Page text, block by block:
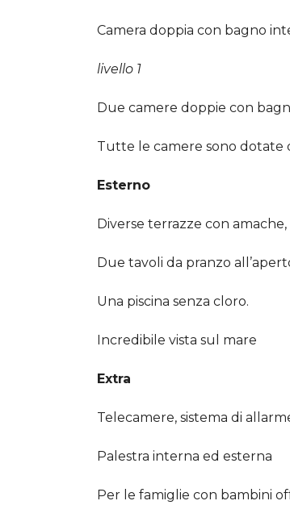
Camera doppia con bagno
livello 1
Due camere doppie con
Tutte le camere sono dotate
Esterno
Diverse terrazze con amache,
Due tavoli da pranzo
Una piscina senza cloro.
Incredibile vista sul mare
Extra
Telecamere, sistema di
Palestra interna ed esterna
Per le famiglie con bambini